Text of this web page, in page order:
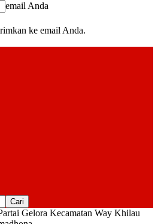
email Anda
ke email Anda.
Gelora Kecamatan Way Khilau